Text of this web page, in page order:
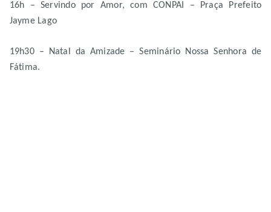
16h – Servindo por Amor, com CONPAI – Praça Prefeito
Jayme Lago
19h30 – Natal da Amizade – Seminário Nossa Senhora de
Fátima.